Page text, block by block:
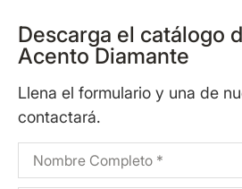
Descarga el catálogo
Acento Diamante
Llena el formulario y una de
contactará.